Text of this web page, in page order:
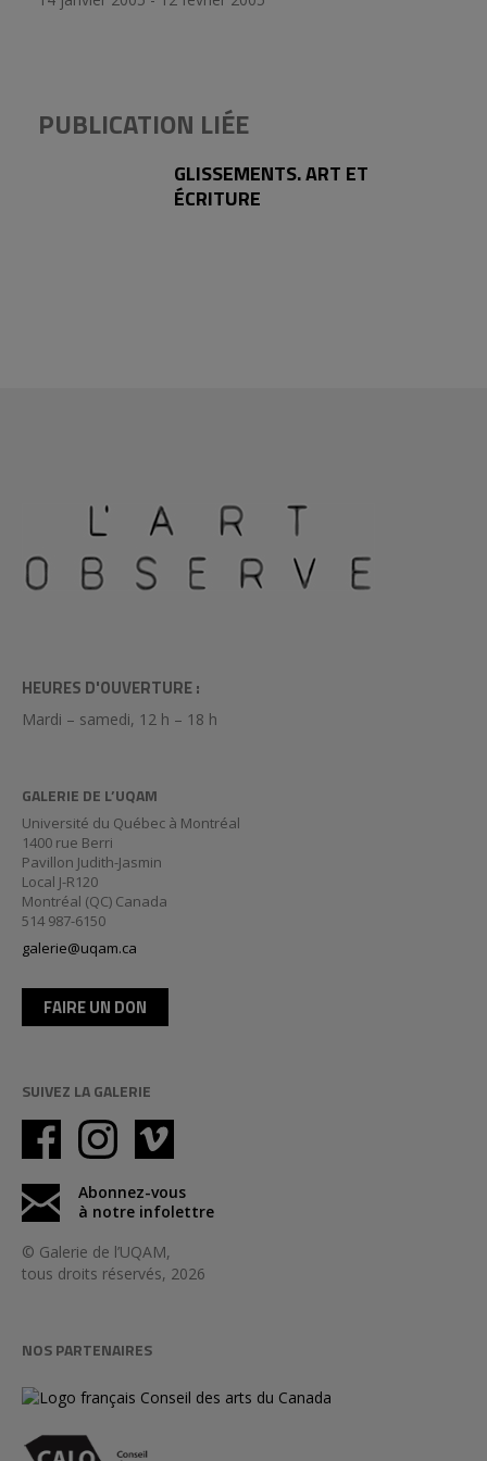
PUBLICATION LIÉE
GLISSEMENTS. ART ET
ÉCRITURE
HEURES D'OUVERTURE :
Mardi – samedi, 12 h – 18 h
GALERIE DE L’UQAM
Université du Québec à Montréal
1400 rue Berri
Pavillon Judith-Jasmin
Local J-R120
Montréal (QC) Canada
514 987-6150
galerie@uqam.ca
FAIRE UN DON
SUIVEZ LA GALERIE
Abonnez-vous
à notre infolettre
© Galerie de l’UQAM,
tous droits réservés, 2026
NOS PARTENAIRES